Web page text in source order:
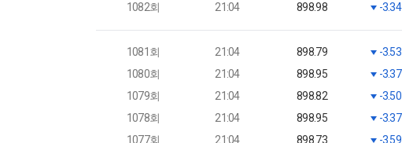
1082회
21:04 898.98 -3.34
1081회 21:04 898.79 -3.53
1080회
21:04 898.95 -3.37
1079회
21:04 898.82 -3.50
1078회
21:04 898.95 -3.37
1077회
21:04 898.73 -3.59